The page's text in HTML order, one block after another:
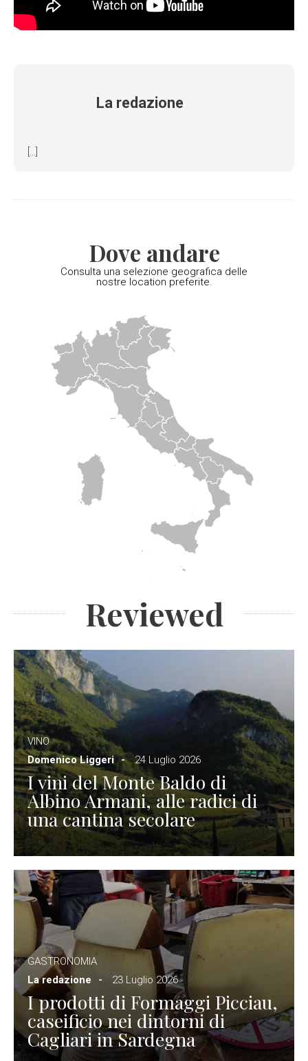
La redazione
[...]
Dove andare
Consulta una selezione geografica delle
nostre location preferite.
Reviewed
VINO
Domenico Liggeri
24 Luglio 2026
I vini del Monte Baldo di
Albino Armani, alle radici di
una cantina secolare
GASTRONOMIA
La redazione
23 Luglio 2026
I prodotti di Formaggi Picciau,
caseificio nei dintorni di
Cagliari in Sardegna